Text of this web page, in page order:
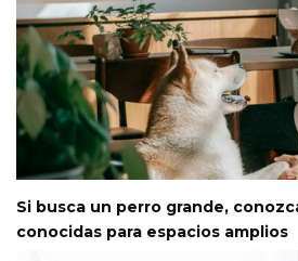
Si busca un perro grande,
conocidas para espacios amplios